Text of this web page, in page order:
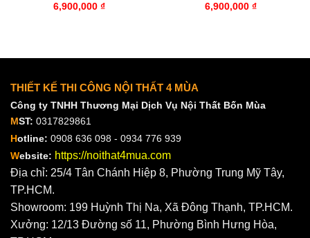
6,900,000 ₫
6,900,000 ₫
THIẾT KẾ THI CÔNG NỘI THẤT 4 MÙA
Công ty TNHH Thương Mại Dịch Vụ Nội Thất Bốn Mùa
MST: 0317829861
Hotline: 0908 636 098 - 0934 776 939
Website: https://noithat4mua.com
Địa chỉ: 25/4 Tân Chánh Hiệp 8, Phường Trung Mỹ Tây,
TP.HCM.
Showroom: 199 Huỳnh Thị Na, Xã Đông Thạnh, TP.HCM.
Xưởng: 12/13 Đường số 11, Phường Bình Hưng Hòa,